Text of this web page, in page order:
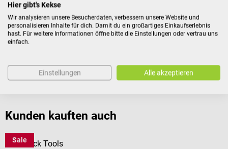
Produktidentifikation
Dokumente
Bewertungen
Kunden kauften auch
Sale
DocCheck Tools
Hier gibt's Kekse
Wir analysieren unsere Besucherdaten, verbessern unsere Website und
personalisieren Inhalte für dich. Damit du ein großartiges Einkaufserlebnis
hast. Für weitere Informationen öffne bitte die Einstellungen oder vertrau uns
einfach.
Einstellungen Alle akzeptieren